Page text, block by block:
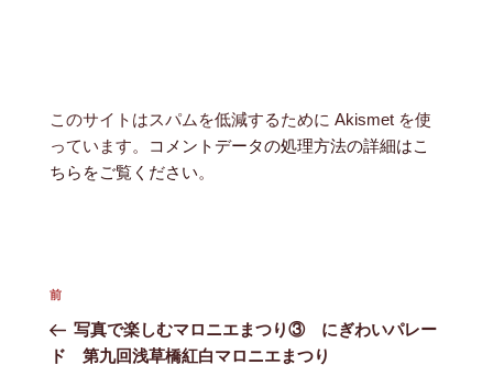
このサイトはスパムを低減するために Akismet を使
っています。
コメントデータの処理方法の詳細はこ
ちらをご覧ください。
稿
ナ
ビ
前
の
投
前
写真で楽しむマロニエまつり③ にぎわいパレー
ド 第九回浅草橋紅白マロニエまつり